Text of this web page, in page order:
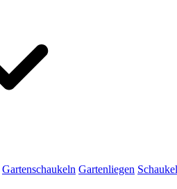
Gartenschaukeln Gartenliegen